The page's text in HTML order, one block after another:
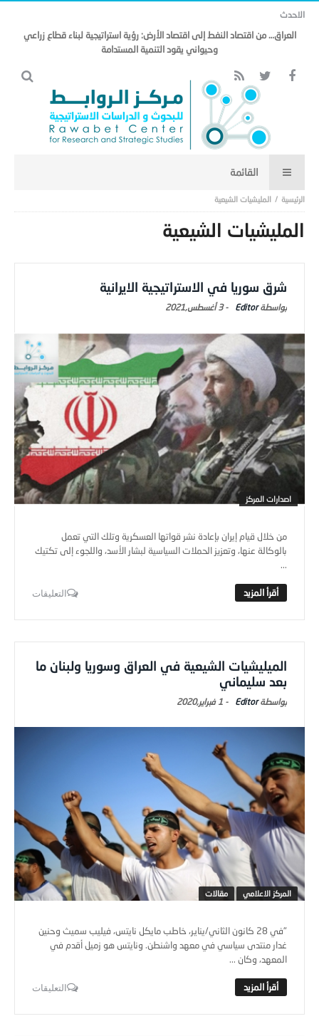
الاحدث
العراق… من اقتصاد النفط إلى اقتصاد الأرض: رؤية استراتيجية لبناء قطاع زراعي
وحيواني يقود التنمية المستدامة
المليشيات الشيعية
المليشيات الشيعية
شرق سوريا في الاستراتيجية الايرانية
Editor
-3 أغسطس,2021
اصدارات المركز
من خلال قيام إيران بإعادة نشر قواتها العسكرية وتلك التي تعمل
بالوكالة عنها، وتعزيز الحملات السياسية لبشار الأسد، واللجوء إلى تكتيك
...
التعليقات
الميليشيات الشيعية في العراق وسوريا ولبنان ما
بعد سليماني
Editor
- 1 فبراير,2020
المركز الاعلامي مقالات
"في 28 كانون الثاني/يناير، خاطب مايكل نايتس، فيليب سميث وحنين
غدار منتدى سياسي في معهد واشنطن. ونايتس هو زميل أقدم في
المعهد، وكان ...
التعليقات